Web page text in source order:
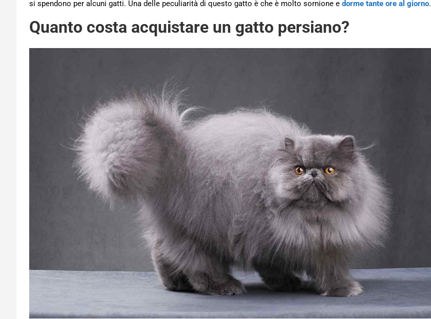
si spendono per alcuni gatti. Una delle peculiarità di questo gatto è che è molto sornione e dorme tante ore al giorno.
Quanto costa acquistare un gatto persiano?